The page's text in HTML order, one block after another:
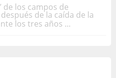
de los campos de
de la caída de la
los tres años ...